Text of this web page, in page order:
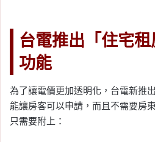
台電推出「住宅租
功能
為了讓電價更加透明化，台電新推
能讓房客可以申請，而且不需要房
只需要附上：